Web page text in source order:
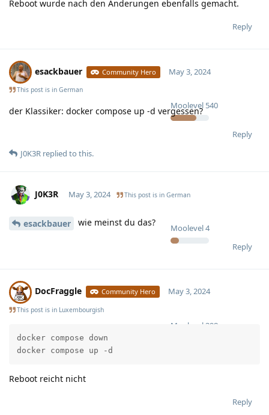
Reboot wurde nach den Änderungen ebenfalls gemacht.
Reply
esackbauer Community Hero
Moolevel 540
May 3, 2024
This post is in German
der Klassiker: docker compose up -d vergessen?
Reply
J0K3R replied to this.
J0K3R
Moolevel4
May 3, 2024 This post is in German
esackbauer wie meinst du das?
Reply
DocFraggle Community Hero
Moolevel 398
May 3, 2024
This post is in Luxembourgish
docker compose down
docker compose up -d
Reboot reicht nicht
Reply